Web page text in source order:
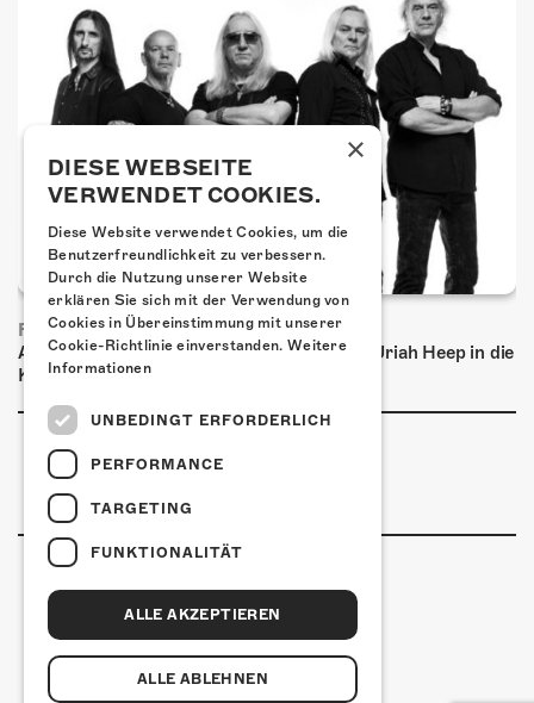
FRISCH BESTÄTIGT: URIAH HEEP
Am Sonntag, 15. November 2026 kommen Uriah Heep in die
Kulturfabrik Kofmehl!
Kulturfabrik Kofmehl
Kofmehlweg 1
+41 32 621 20 60
×
DIESE WEBSEITE
VERWENDET COOKIES.
Diese Website verwendet Cookies, um die
Benutzerfreundlichkeit zu verbessern.
Durch die Nutzung unserer Website
erklären Sie sich mit der Verwendung von
Cookies in Übereinstimmung mit unserer
Cookie-Richtlinie einverstanden. Weitere
Informationen
UNBEDINGT ERFORDERLICH
PERFORMANCE
TARGETING
FUNKTIONALITÄT
ALLE AKZEPTIEREN
ALLE ABLEHNEN